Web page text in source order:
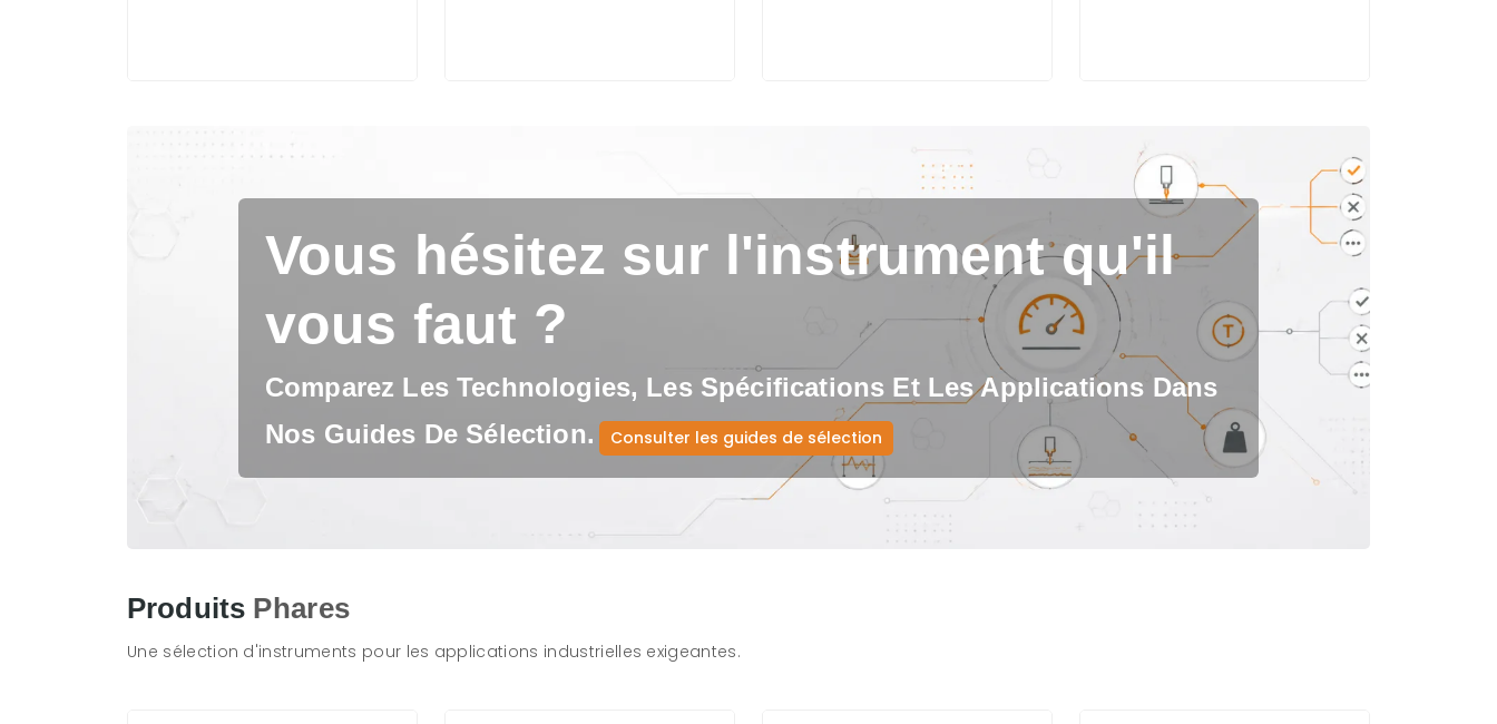
Vous hésitez sur l'instrument qu'il
vous faut ?
Comparez Les Technologies, Les Spécifications Et Les Applications Dans
Nos Guides De Sélection.
Consulter les guides de sélection
Produits Phares
Une sélection d'instruments pour les applications industrielles exigeantes.